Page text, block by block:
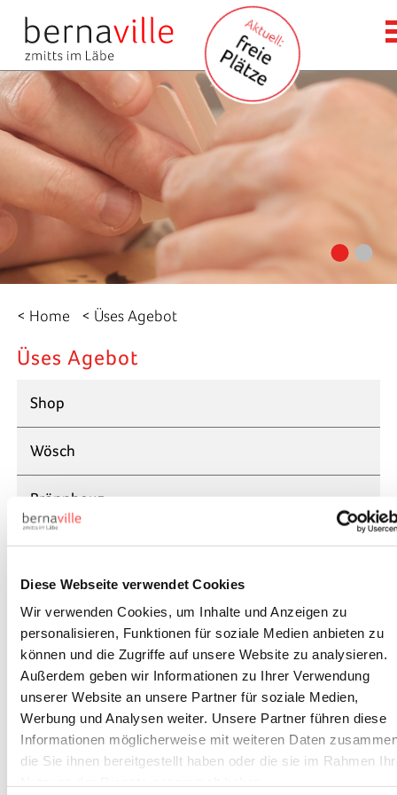
Diese Webseite verwendet Cookies
Wir verwenden Cookies, um Inhalte und Anzeigen zu
personalisieren, Funktionen für soziale Medien anbieten zu
können und die Zugriffe auf unsere Website zu analysieren.
Außerdem geben wir Informationen zu Ihrer Verwendung
unserer Website an unsere Partner für soziale Medien,
Werbung und Analysen weiter. Unsere Partner führen diese
Informationen möglicherweise mit weiteren Daten
die Sie ihnen bereitgestellt haben oder die sie im Rahmen
< Home < Üses Agebot
Üses Agebot
Shop
Wösch
Brönnhouz
Gärtnerei
Industrie & Dienstleistige
Metall
Papier & Kartonage
Mailings
Kulinarisches